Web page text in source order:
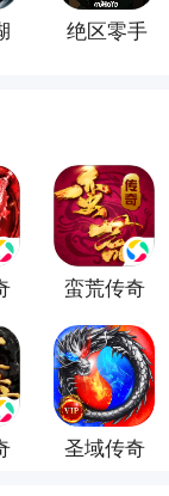
绝区零手
蛮荒传奇
圣域传奇